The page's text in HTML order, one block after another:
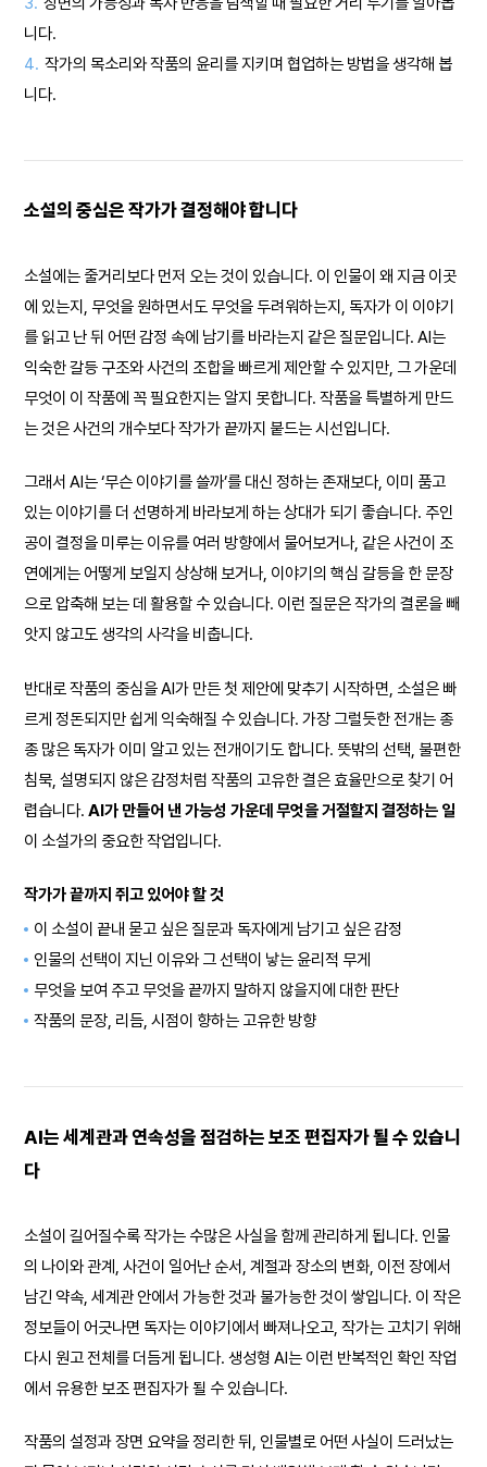
니다.
4. 작가의 목소리와 작품의 윤리를 지키며 협업하는 방법을 생각해 봅
니다.
소설의 중심은 작가가 결정해야 합니다
소설에는 줄거리보다 먼저 오는 것이 있습니다. 이 인물이 왜 지금 이곳
에 있는지, 무엇을 원하면서도 무엇을 두려워하는지, 독자가 이 이야기
를 읽고 난 뒤 어떤 감정 속에 남기를 바라는지 같은 질문입니다. AI는
익숙한 갈등 구조와 사건의 조합을 빠르게 제안할 수 있지만, 그 가운데
무엇이 이 작품에 꼭 필요한지는 알지 못합니다. 작품을 특별하게 만드
는 것은 사건의 개수보다 작가가 끝까지 붙드는 시선입니다.
그래서 AI는 ‘무슨 이야기를 쓸까’를 대신 정하는 존재보다, 이미 품고
있는 이야기를 더 선명하게 바라보게 하는 상대가 되기 좋습니다. 주인
공이 결정을 미루는 이유를 여러 방향에서 물어보거나, 같은 사건이 조
연에게는 어떻게 보일지 상상해 보거나, 이야기의 핵심 갈등을 한 문장
으로 압축해 보는 데 활용할 수 있습니다. 이런 질문은 작가의 결론을 빼
앗지 않고도 생각의 사각을 비춥니다.
반대로 작품의 중심을 AI가 만든 첫 제안에 맞추기 시작하면, 소설은 빠
르게 정돈되지만 쉽게 익숙해질 수 있습니다. 가장 그럴듯한 전개는 종
종 많은 독자가 이미 알고 있는 전개이기도 합니다. 뜻밖의 선택, 불편한
침묵, 설명되지 않은 감정처럼 작품의 고유한 결은 효율만으로 찾기 어
렵습니다.AI가 만들어 낸 가능성 가운데 무엇을 거절할지 결정하는 일
이 소설가의 중요한 작업입니다.
작가가 끝까지 쥐고 있어야 할 것
이 소설이 끝내 묻고 싶은 질문과 독자에게 남기고 싶은 감정
인물의 선택이 지닌 이유와 그 선택이 낳는 윤리적 무게
무엇을 보여 주고 무엇을 끝까지 말하지 않을지에 대한 판단
작품의 문장, 리듬, 시점이 향하는 고유한 방향
AI는 세계관과 연속성을 점검하는 보조 편집자가 될 수 있습니
다
소설이 길어질수록 작가는 수많은 사실을 함께 관리하게 됩니다. 인물
의 나이와 관계, 사건이 일어난 순서, 계절과 장소의 변화, 이전 장에서
남긴 약속, 세계관 안에서 가능한 것과 불가능한 것이 쌓입니다. 이 작은
정보들이 어긋나면 독자는 이야기에서 빠져나오고, 작가는 고치기 위해
다시 원고 전체를 더듬게 됩니다. 생성형 AI는 이런 반복적인 확인 작업
에서 유용한 보조 편집자가 될 수 있습니다.
작품의 설정과 장면 요약을 정리한 뒤, 인물별로 어떤 사실이 드러났는